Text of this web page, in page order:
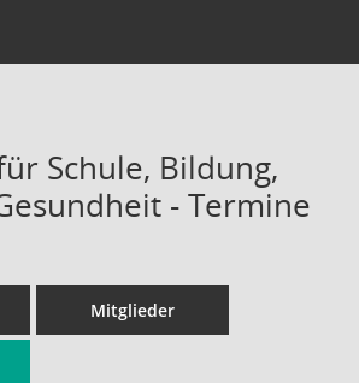
Schule, Bildung,
- Termine
Mitglieder